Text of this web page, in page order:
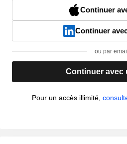
Continuer
Continuer
ou par email
Continuer avec
Pour un accès illimité,